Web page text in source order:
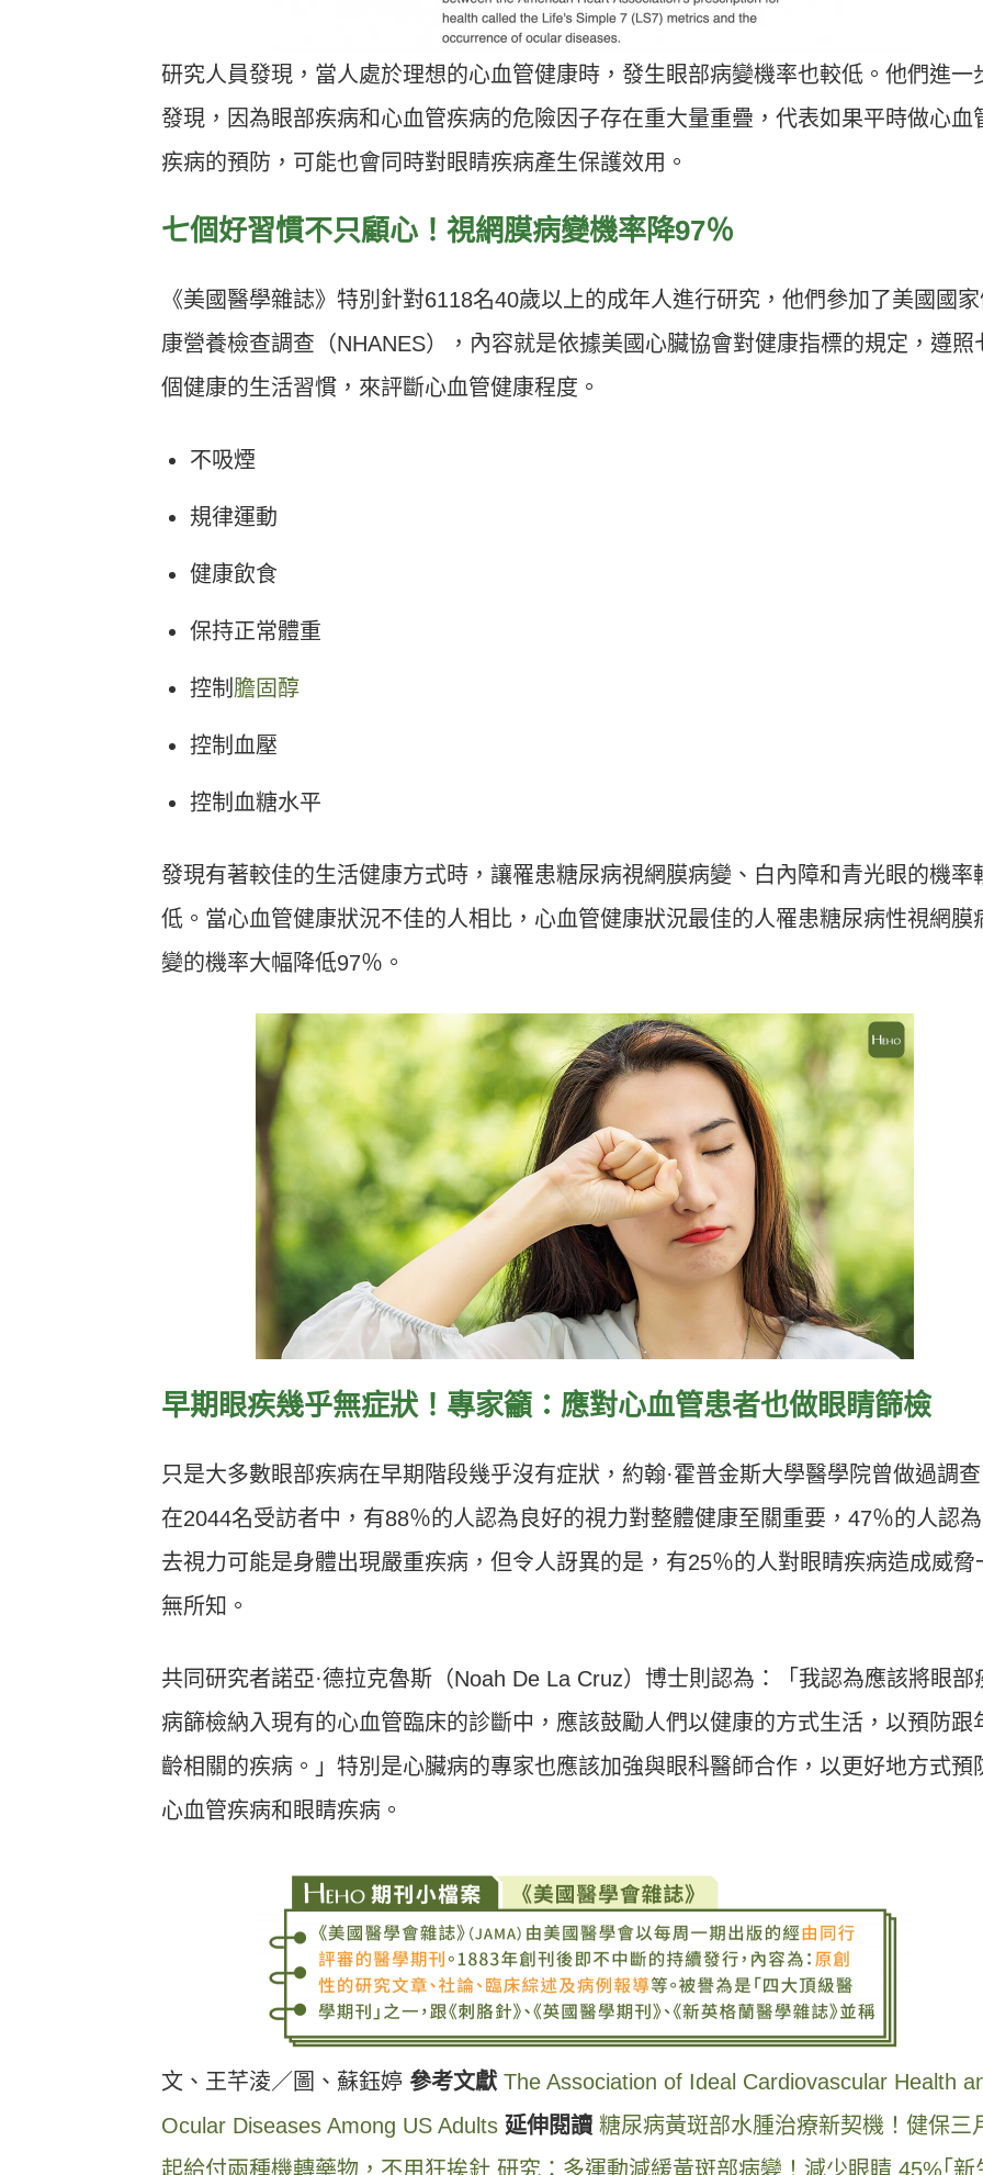
研究人員發現，當人處於理想的心血管健康時，發生眼部病變機率也較低。他們進一
發現，因為眼部疾病和心血管疾病的危險因子存在重大量重疊，代表如果平時做心血
疾病的預防，可能也會同時對眼睛疾病產生保護效用。
七個好習慣不只顧心！ 視網膜病變機率降97％
《美國醫學雜誌》特別針對6118名40歲以上的成年人進行研究，他們參加了美國國
康營養檢查調查（NHANES），內容就是依據美國心臟協會對健康指標的規定，遵照
個健康的生活習慣，來評斷心血管健康程度。
不吸煙
規律運動
健康飲食
保持正常體重
控制 膽固醇
控制血壓
控制血糖水平
發現有著較佳的生活健康方式時，讓罹患糖尿病視網膜病變、白內障和青光眼的機率
低。當心血管健康狀況不佳的人相比，心血管健康狀況最佳的人罹患糖尿病性視網膜
變的機率大幅降低97％。
早期眼疾幾乎無症狀！專家籲：應對心血管患者也做眼睛篩檢
只是大多數眼部疾病在早期階段幾乎沒有症狀，約翰·霍普金斯大學醫學院曾做過調
在2044名受訪者中，有88％的人認為良好的視力對整體健康至關重要， 47％的人認
去視力可能是身體出現嚴重疾病，但令人訝異的是，有25％的人對眼睛疾病造成威脅
無所知。
共同研究者諾亞·德拉克魯斯（Noah De La Cruz）博士則認為：「我認為應該將眼部
病篩檢納入現有的心血管臨床的診斷中，應該鼓勵人們以健康的方式生活，以預防跟
齡相關的疾病。」特別是心臟病的專家也應該加強與眼科醫師合作，以更好地方式預
心血管疾病和眼睛疾病。
文、王芊淩／圖、蘇鈺婷 參考文獻 The Association of Ideal Cardiovascular Health
Ocular Diseases Among US Adults 延伸閱讀 糖尿病黃斑部水腫治療新契機！健保三
起給付兩種機轉藥物，不用狂挨針 研究：多運動減緩黃斑部病變！減少眼睛 45%｢新